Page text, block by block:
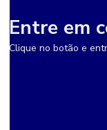
Entre em
Clique no botão e